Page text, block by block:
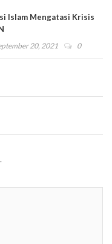
Islam Mengatasi Krisis
20, 2021 0